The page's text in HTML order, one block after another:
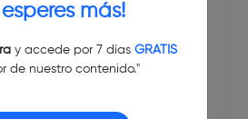
esperes más!
y accede por 7 días GRATIS
de nuestro contenido."